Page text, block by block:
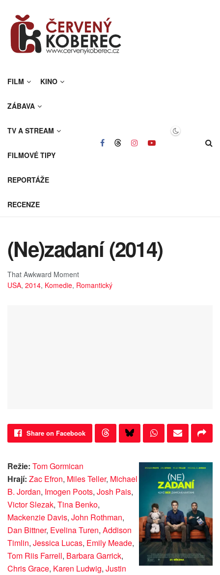
FILM KINO
ZÁBAVA
TV A STREAM
FILMOVÉ TIPY
REPORTÁŽE
RECENZE
(Ne)zadaní (2014)
That Awkward Moment
USA, 2014, Komedie, Romantický
Share on Facebook
Režie: Tom Gormican
Hrají: Zac Efron, Miles Teller, Michael
B. Jordan, Imogen Poots, Josh Pais,
Victor Slezak, Tina Benko,
Mackenzie Davis, John Rothman,
Dan Bittner, Evelina Turen, Addison
Timlin, Jessica Lucas, Emily Meade,
Tom Riis Farrell, Barbara Garrick,
Chris Grace, Karen Ludwig, Justin